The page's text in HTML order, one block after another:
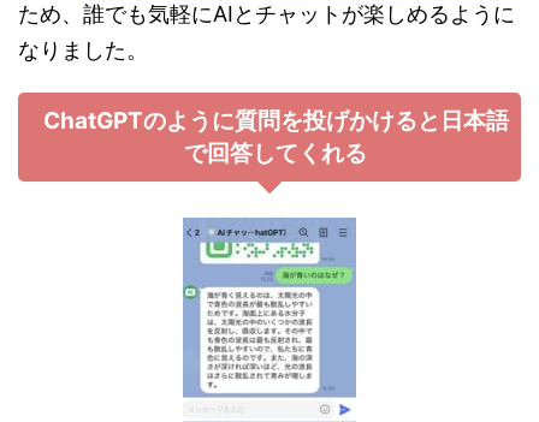
ため、誰でも気軽にAIとチャットが楽しめるように
なりました。
ChatGPTのように質問を投げかけると日本語
で回答してくれる